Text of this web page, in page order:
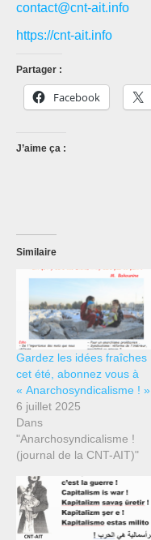
contact@cnt-ait.info
https://cnt-ait.info
Partager :
Facebook
J’aime ça :
Similaire
Gardez les idées fraîches
cet été, abonnez vous à
« Anarchosyndicalisme ! »
6 juillet 2025
Dans
"Anarchosyndicalisme !
(journal de la CNT-AIT)"